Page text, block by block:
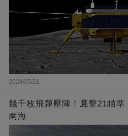
2024/05/21
幾千枚飛彈壓陣！鷹擊21瞄
南海